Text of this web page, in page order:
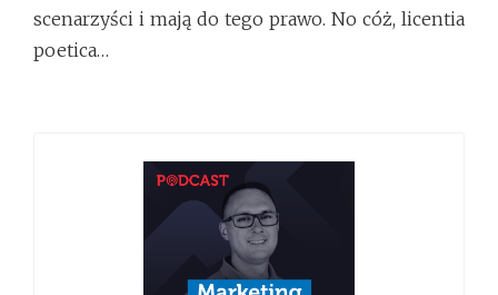
scenarzyści i mają do tego prawo. No cóż, licentia
poetica…